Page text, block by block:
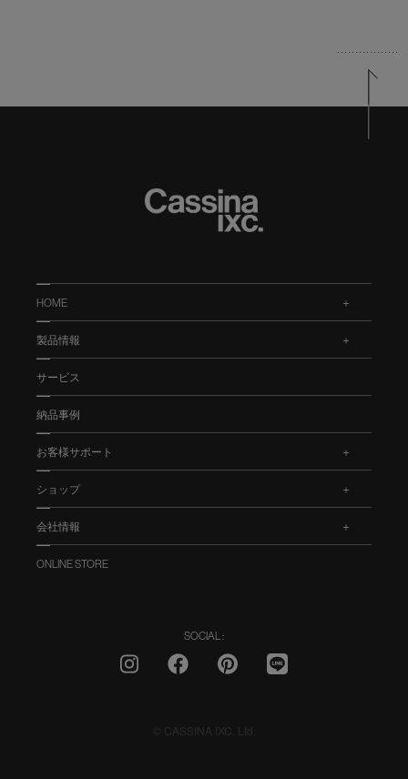
HOME
製品情報
サービス
納品事例
お客様サポート
ショップ
会社情報
ONLINE STORE
SOCIAL :
© CASSINA IXC. Ltd.